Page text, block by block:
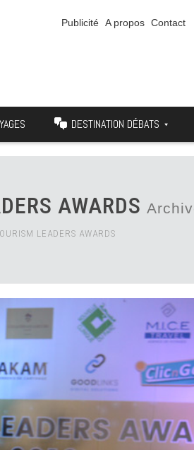
Publicité A propos Contact
DESTINATION DÉBATS
AWARDS
LEADERS AWARDS